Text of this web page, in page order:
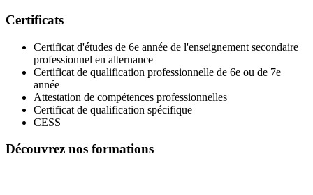
Certificats
Certificat d'études de 6e année de l'enseignement secondaire
professionnel en alternance
Certificat de qualification professionnelle de 6e ou de 7e
année
Attestation de compétences professionnelles
Certificat de qualification spécifique
CESS
Découvrez nos formations